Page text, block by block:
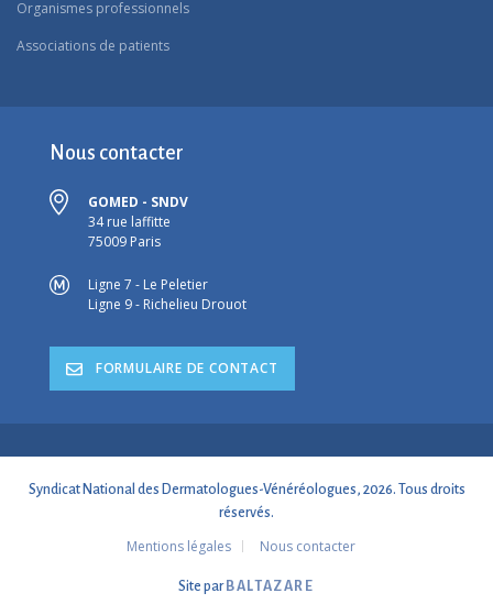
Organismes professionnels
Associations de patients
Nous contacter
GOMED - SNDV
34 rue laffitte
75009 Paris
Ligne 7 - Le Peletier
Ligne 9 - Richelieu Drouot
FORMULAIRE DE CONTACT
Syndicat National des Dermatologues-Vénéréologues, 2026. Tous droits
réservés.
Mentions légales Nous contacter
Site par BALTAZARE